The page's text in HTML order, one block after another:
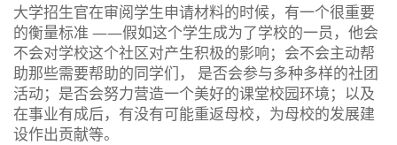
大学招生官在审阅学生申请材料的时候，有一个很重要
的衡量标准 ——假如这个学生成为了学校的一员，他会
不会对学校这个社区对产生积极的影响；会不会主动帮
助那些需要帮助的同学们， 是否会参与多种多样的社团
活动；是否会努力营造一个美好的课堂校园环境；以及
在事业有成后，有没有可能重返母校，为母校的发展建
设作出贡献等。